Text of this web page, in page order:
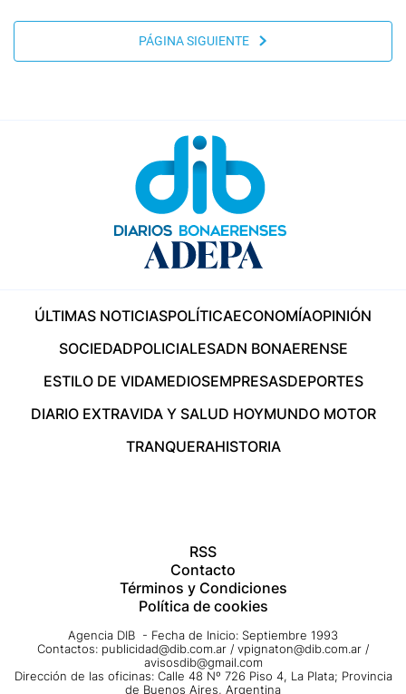
PÁGINA SIGUIENTE
ÚLTIMAS NOTICIASPOLÍTICAECONOMÍAOPINIÓN
SOCIEDADPOLICIALESADN BONAERENSE
ESTILO DE VIDAMEDIOSEMPRESASDEPORTES
DIARIO EXTRAVIDA Y SALUD HOYMUNDO MOTOR
TRANQUERAHISTORIA
RSS
Contacto
Términos y Condiciones
Política de cookies
Agencia DIB - Fecha de Inicio: Septiembre 1993
Contactos: publicidad@dib.com.ar / vpignaton@dib.com.ar /
avisosdib@gmail.com
Dirección de las oficinas: Calle 48 Nº 726 Piso 4, La Plata; Provincia
de Buenos Aires, Argentina